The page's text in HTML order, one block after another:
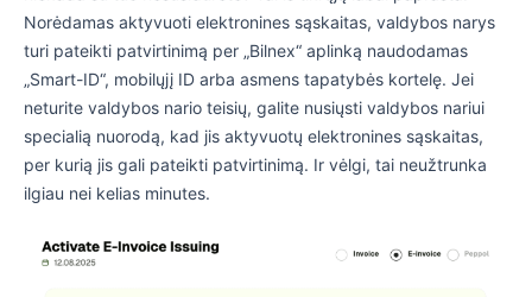
Norėdamas aktyvuoti elektronines sąskaitas, valdybos narys
turi pateikti patvirtinimą per „Bilnex“ aplinką naudodamas
„Smart-ID“, mobilųjį ID arba asmens tapatybės kortelę. Jei
neturite valdybos nario teisių, galite nusiųsti valdybos nariui
specialią nuorodą, kad jis aktyvuotų elektronines sąskaitas,
per kurią jis gali pateikti patvirtinimą. Ir vėlgi, tai neužtrunka
ilgiau nei kelias minutes.